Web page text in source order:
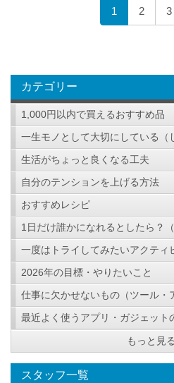
1 2 3
カテゴリー
1,000円以内で買えるおすすめ品
一生モノとして大切にしている（
生活がちょっと良くなる工夫
自分のテンションを上げる方法
おすすめレシピ
1日だけ誰かになれるとしたら？
一度はトライしてみたいアクティ
2026年の目標・やりたいこと
仕事に欠かせないもの（ツール・
最近よく使うアプリ・ガジェット
もっと見る
スタッフ一覧